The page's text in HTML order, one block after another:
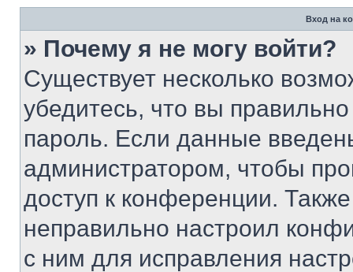
Вход на
» Почему я не могу войти?
Существует несколько
убедитесь, что вы
пароль. Если данные
администратором, чтобы
доступ к конференции.
неправильно настроил
с ним для исправления